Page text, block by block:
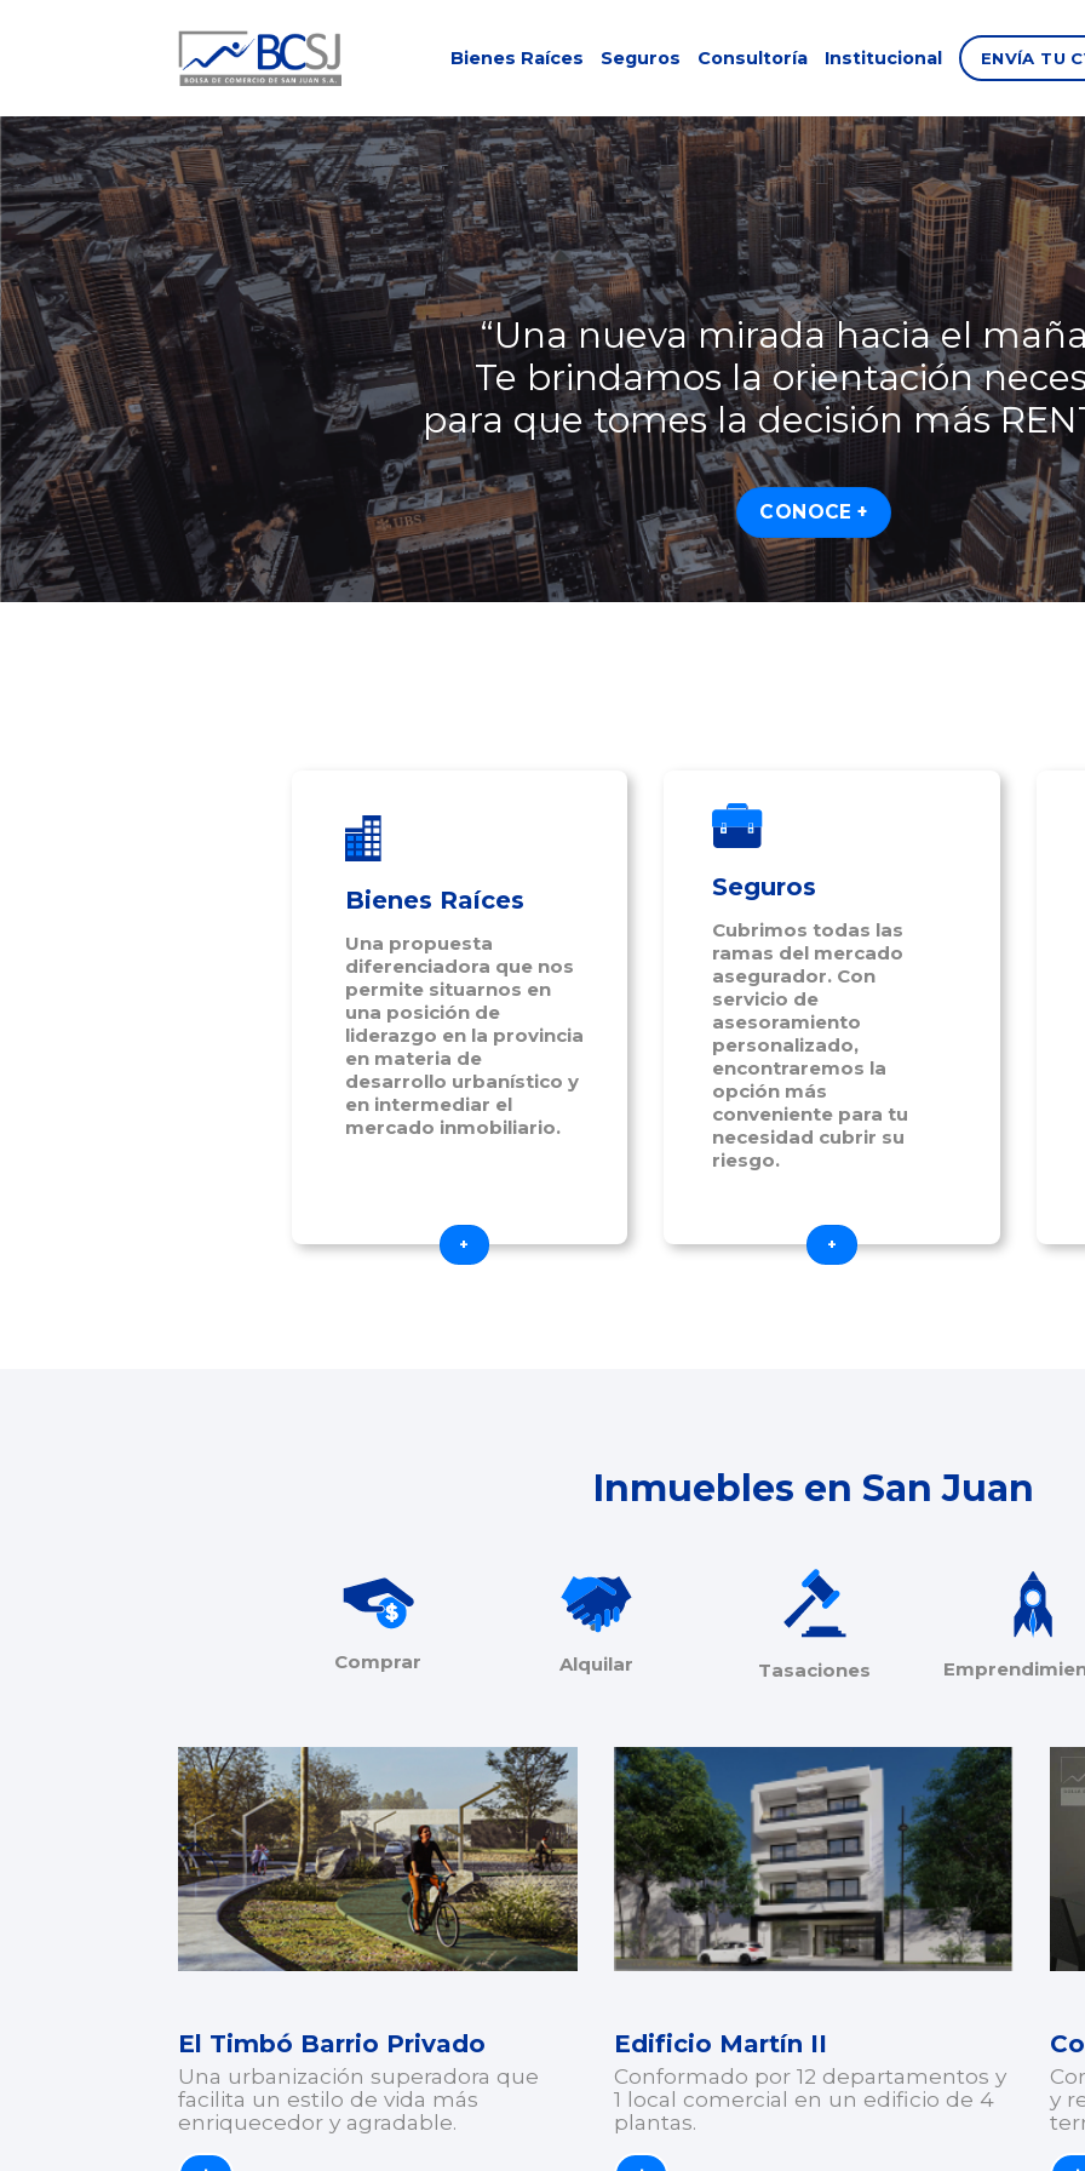
Bienes Raíces Seguros Consultoría Institucional ENVÍA TU
“Una nueva mirada hacia el
Te brindamos la orientación
para que tomes la decisión más
CONOCE +
Bienes Raíces
Una propuesta
diferenciadora que nos
permite situarnos en
una posición de
liderazgo en la provincia
en materia de
desarrollo urbanístico y
en intermediar el
mercado inmobiliario.
+
Seguros
Cubrimos todas las
ramas del mercado
asegurador. Con
servicio de
asesoramiento
personalizado,
encontraremos la
opción más
conveniente para tu
necesidad cubrir su
riesgo.
+
Inmuebles en San Juan
Comprar Alquilar Tasaciones
El Timbó Barrio Privado
Una urbanización superadora que
facilita un estilo de vida más
enriquecedor y agradable.
Edificio Martín II
Conformado por 12 departamentos y
1 local comercial en un edificio de 4
plantas.
y